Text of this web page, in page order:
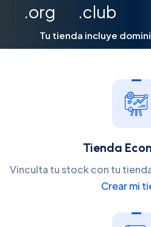
.org
.club
Tu tienda incluye
Tienda
Vinculta tu stock con tu
Crear mi